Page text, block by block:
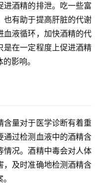
进酒精的排泄。吃一些富
也有助于提高肝脏的代谢
血液循环，加快酒精的代
是在一定程度上促进酒精
影响。
量对于医学诊断有着重
通过检测血液中的酒精含
情况。酒精中毒会对人体
，及时准确地检测酒精含